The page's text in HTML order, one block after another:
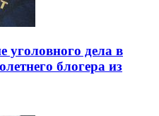
уголовного дела в
блогера из